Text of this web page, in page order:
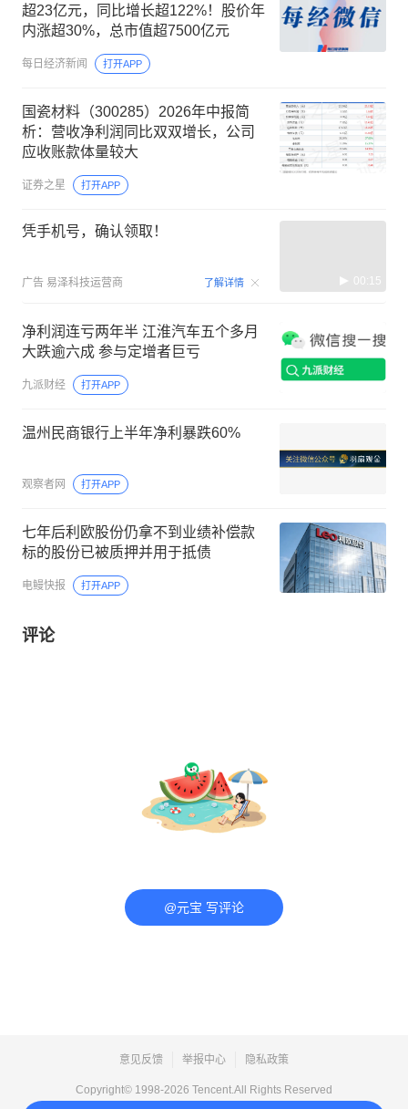
超23亿元，同比增长超122%！股价年
内涨超30%，总市值超7500亿元
每日经济新闻 打开APP
国瓷材料（300285）2026年中报简
析：营收净利润同比双双增长，公司
应收账款体量较大
证券之星 打开APP
凭手机号，确认领取！
广告 易泽科技运营商 了解详情 00:15
净利润连亏两年半 江淮汽车五个多月
大跌逾六成 参与定增者巨亏
九派财经 打开APP
温州民商银行上半年净利暴跌60%
观察者网 打开APP
七年后利欧股份仍拿不到业绩补偿款
标的股份已被质押并用于抵债
电鳗快报 打开APP
评论
@元宝 写评论
意见反馈 举报中心 隐私政策
Copyright© 1998-2026 Tencent.All Rights Reserved